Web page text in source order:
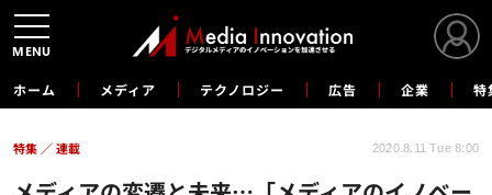
ホーム メディア テクノロジー 広告 企業 特
特集 連載 2020.8.11 Tue 8:00
MENU